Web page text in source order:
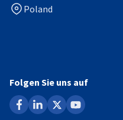
Poland
Folgen Sie uns auf
facebook
linkedin
x youtube